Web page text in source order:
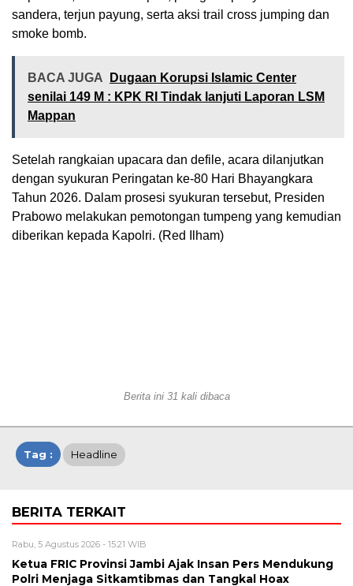
sandera, terjun payung, serta aksi trail cross jumping dan
smoke bomb.
BACA JUGA
Dugaan Korupsi Islamic Center
senilai 149 M : KPK RI Tindak lanjuti Laporan LSM
Mappan
Setelah rangkaian upacara dan defile, acara dilanjutkan
dengan syukuran Peringatan ke-80 Hari Bhayangkara
Tahun 2026. Dalam prosesi syukuran tersebut, Presiden
Prabowo melakukan pemotongan tumpeng yang kemudian
diberikan kepada Kapolri. (Red Ilham)
Berita ini 31 kali dibaca
Tag : Headline
BERITA TERKAIT
Rabu, 5 Agustus 2026 - 15:21 WIB
Ketua FRIC Provinsi Jambi Ajak Insan Pers Mendukung
Polri Menjaga Sitkamtibmas dan Tangkal Hoax